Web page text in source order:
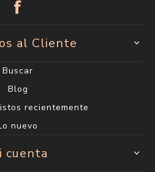
al Cliente
Buscar
Blog
recientemente
nuevo
cuenta